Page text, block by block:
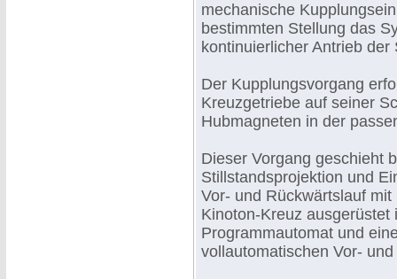
mechanische
bestimmten Stellung das
kontinuierlicher Antrieb
Der Kupplungsvorgang
Kreuzgetriebe auf seiner
Hubmagneten in der
Dieser Vorgang geschieht
Stillstandsprojektion und
Vor- und Rückwärtslauf
Kinoton-Kreuz ausgerüstet
Programmautomat und
vollautomatischen Vor-